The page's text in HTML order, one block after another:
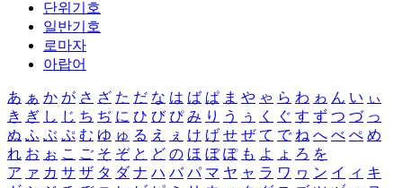
단위기호
일반기호
로마자
아랍어
あ ぁ か が さ ざ た だ な は ば ぱ ま や ゃ ら わ ゎ ん い ぃ
き ぎ し じ ち ぢ に ひ び ぴ み り う ぅ く ぐ す ず つ づ っ
ぬ ふ ぶ ぷ む ゆ ゅ る え ぇ け げ せ ぜ て で ね へ べ ぺ め
れ お ぉ こ ご そ ぞ と ど の ほ ぼ ぽ も よ ょ ろ を
ア ァ カ サ ザ タ ダ ナ ハ バ パ マ ヤ ャ ラ ワ ヮ ン イ ィ キ